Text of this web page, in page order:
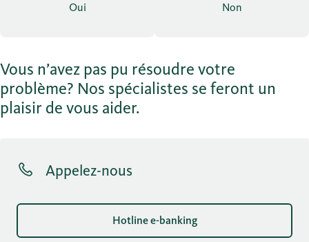
Oui Non
Vous n’avez pas pu résoudre votre
problème? Nos spécialistes se feront un
plaisir de vous aider.
Appelez-nous
Hotline e-banking